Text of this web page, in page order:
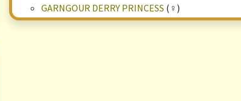
GARNGOUR DERRY PRINCESS (♀)